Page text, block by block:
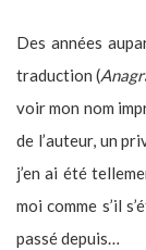
Des années
traduction (
voir mon nom
de l’auteur, un
j’en ai été
moi comme s’il
passé depuis…